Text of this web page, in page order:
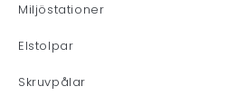
Miljöstationer
Elstolpar
Skruvpålar